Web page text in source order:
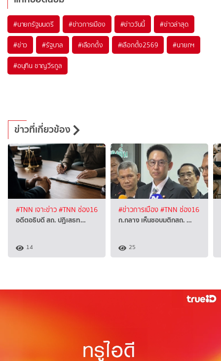
#นายกรัฐมนตรี #ข่าวการเมือง #ข่าววันนี้ #ข่าวล่าสุด
#ข่าว #รัฐบาล #เลือกตั้ง #เลือกตั้ง2569 #นายกฯ
#อนุทิน ชาญวีรกูล
ข่าวที่เกี่ยวข้อง
#TNN เจาะข่าว#TNN ช่อง16
อดีตอธิบดี สถ. ปฏิเสธท…
14
#ข่าวการเมือง#TNN ช่อง16
ก.กลาง เห็นชอบมติกสถ. …
25